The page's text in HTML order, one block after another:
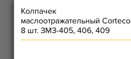
Колпачек
маслоотражательный Corteco
8 шт. ЗМЗ-405, 406, 409